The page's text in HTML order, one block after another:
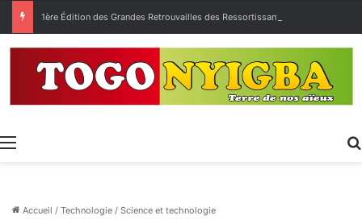
Menu
Accueil / Technologie / Science et technologie